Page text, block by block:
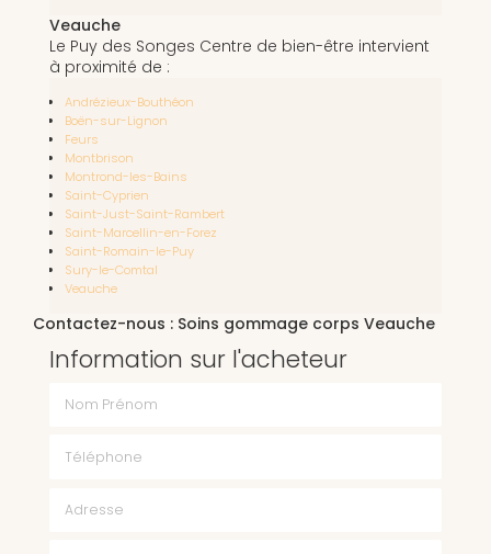
Veauche
Le Puy des Songes Centre de bien-être intervient
à proximité de :
Andrézieux-Bouthéon
Boën-sur-Lignon
Feurs
Montbrison
Montrond-les-Bains
Saint-Cyprien
Saint-Just-Saint-Rambert
Saint-Marcellin-en-Forez
Saint-Romain-le-Puy
Sury-le-Comtal
Veauche
Contactez-nous : Soins gommage corps Veauche
Information sur l'acheteur